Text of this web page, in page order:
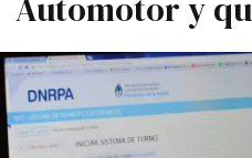
Automotor y